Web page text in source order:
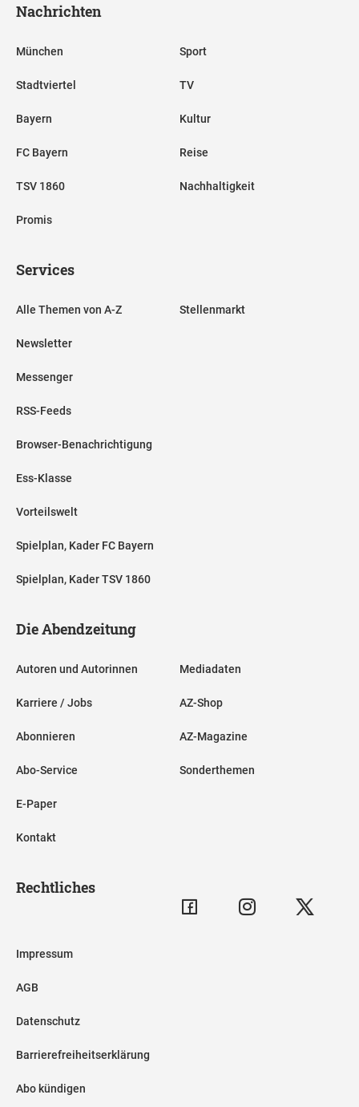
Nachrichten
München
Stadtviertel
Bayern
FC Bayern
TSV 1860
Promis
Sport
TV
Kultur
Reise
Nachhaltigkeit
Services
Alle Themen von A-Z
Newsletter
Messenger
RSS-Feeds
Browser-Benachrichtigung
Ess-Klasse
Vorteilswelt
Spielplan, Kader FC Bayern
Spielplan, Kader TSV 1860
Stellenmarkt
Die Abendzeitung
Autoren und Autorinnen
Karriere / Jobs
Abonnieren
Abo-Service
E-Paper
Kontakt
Mediadaten
AZ-Shop
AZ-Magazine
Sonderthemen
Rechtliches
Impressum
AGB
Datenschutz
Barrierefreiheitserklärung
Abo kündigen